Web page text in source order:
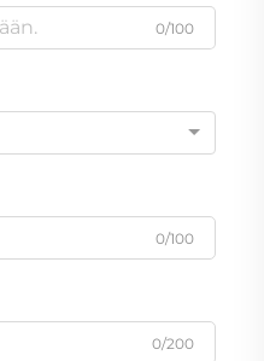
0/100
0/100
0/200